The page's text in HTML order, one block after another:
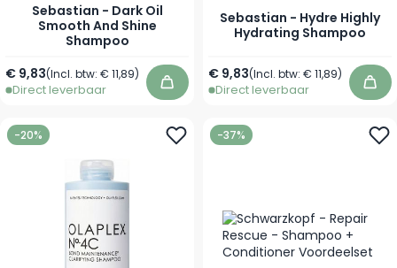
Sebastian - Dark Oil
Smooth And Shine
Shampoo
Vanaf
€ 9,83(Incl. btw: € 11,89)
Direct leverbaar In winkelwagen
Sebastian - Hydre Highly
Hydrating Shampoo
Vanaf
€ 9,83(Incl. btw: € 11,89)
Direct leverbaar In
-20% -37%